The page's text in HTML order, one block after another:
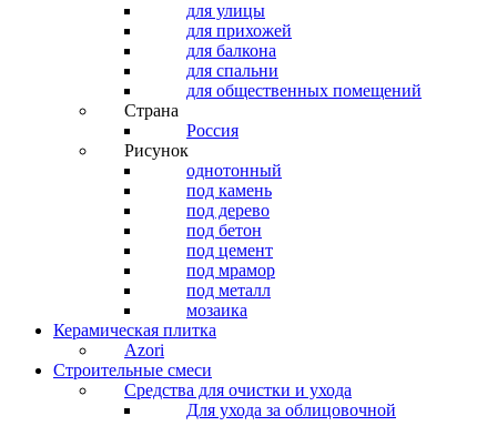
для улицы
для прихожей
для балкона
для спальни
для общественных помещений
Страна
Россия
Рисунок
однотонный
под камень
под дерево
под бетон
под цемент
под мрамор
под металл
мозаика
Керамическая плитка
Azori
Строительные смеси
Средства для очистки и ухода
Для ухода за облицовочной